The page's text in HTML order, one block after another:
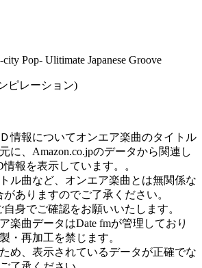
city Pop- Ulitimate Japanese Groove
ピレーション)
情報についてオンエア楽曲のタイトル
に、Amazon.co.jpのデータから関連し
報を表示しています。。
ル曲など、オンエア楽曲とは無関係な
ありますのでご了承ください。
身でご確認をお願いいたします。
楽曲データはDate fmが管理しており
・再加工を禁じます。
め、表示されているデータが正確でな